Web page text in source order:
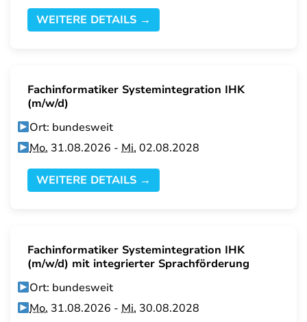
WEITERE DETAILS →
Fachinformatiker Systemintegration IHK
(m/w/d)
Ort: bundesweit
Mo. 31.08.2026 -Mi. 02.08.2028
WEITERE DETAILS →
Fachinformatiker Systemintegration IHK
(m/w/d) mit integrierter Sprachförderung
Ort: bundesweit
Mo. 31.08.2026 -Mi. 30.08.2028